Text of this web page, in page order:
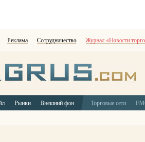
Реклама Сотрудничество Журнал «Новости
Рынки Внешний фон Торговые сети